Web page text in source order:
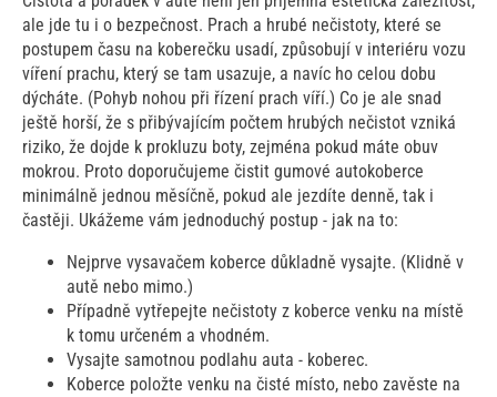
ale jde tu i o bezpečnost. Prach a hrubé nečistoty, které se
postupem času na koberečku usadí, způsobují v interiéru vozu
víření prachu, který se tam usazuje, a navíc ho celou dobu
dýcháte. (Pohyb nohou při řízení prach víří.) Co je ale snad
ještě horší, že s přibývajícím počtem hrubých nečistot vzniká
riziko, že dojde k prokluzu boty, zejména pokud máte obuv
mokrou. Proto doporučujeme čistit gumové autokoberce
minimálně jednou měsíčně, pokud ale jezdíte denně, tak i
častěji. Ukážeme vám jednoduchý postup - jak na to:
Nejprve vysavačem koberce důkladně vysajte. (Klidně v
autě nebo mimo.)
Případně vytřepejte nečistoty z koberce venku na místě
k tomu určeném a vhodném.
Vysajte samotnou podlahu auta - koberec.
Koberce položte venku na čisté místo, nebo zavěste na